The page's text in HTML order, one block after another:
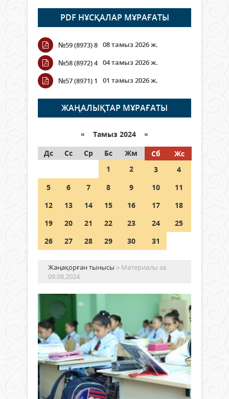
Open Air: Қызылорда облысы
полиция департаменті 20
мыңнан астам көрерменнің
қауіпсіздігін қамтамасыз етті
06 тамыз 2026 ж.
Wi-Fi ҚАБЫРҒА АРҚЫЛЫ ҚАЛАЙ
ӨТЕДІ?
06 тамыз 2026 ж. 271
граждане Казахстана,
05 тамыз 2026 ж. 153
Шетелде жүрген Қазақстан
азаматтары қалай дауыс бере
алады?
PDF НҰСҚАЛАР МҰРАҒАТЫ
№59 (8973) 8 08 тамыз 2026 ж.
№58 (8972) 4 04 тамыз 2026 ж.
№57 (8971) 1
01 тамыз 2026 ж.
ЖАҢАЛЫҚТАР МҰРАҒАТЫ
« Тамыз 2024 »
Дс
Сс Ср Бс Жм Сб
Жс
1
2 3
4
5
6 7 8 9 10
11
12
13 14 15 16 17
18
19
20 21 22 23 24
25
26
27 28 29 30 31
Жаңақорған тынысы » Материалы за
09.08.2024
Жаңалықтар
09 тамыз
2024 ж.
1 061
0
Толығырақ